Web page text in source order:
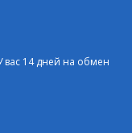
вас 14 дней на обмен